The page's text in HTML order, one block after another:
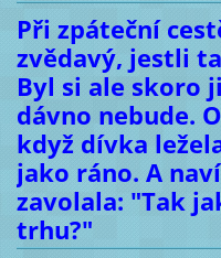
Při zpáteční
zvědavý, jestli
Byl si ale skoro
dávno nebude.
když dívka
jako ráno. A
zavolala: "Tak
trhu?"